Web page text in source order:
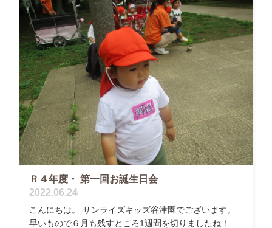
Ｒ４年度・ 第一回お誕生日会
2022.06.24
こんにちは。 サンライズキッズ谷津園でございます。
早いもので６月も残すところ1週間を切りましたね！...